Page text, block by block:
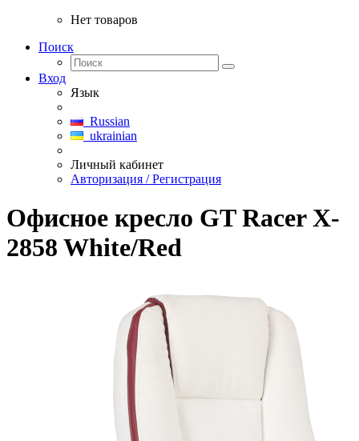
Нет товаров
Поиск
Вход
Язык
Russian
ukrainian
Личный кабинет
Авторизация / Регистрация
Офисное кресло GT Racer X-
2858 White/Red